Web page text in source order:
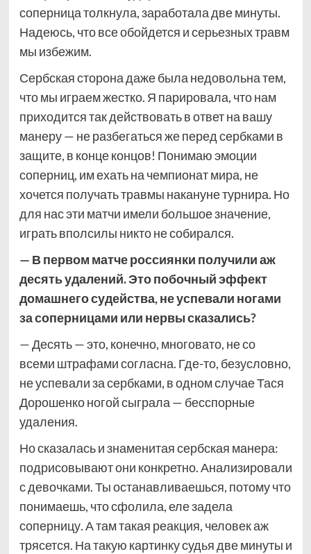
соперница толкнула, заработала две минуты.
Надеюсь, что все обойдется и серьезных травм
мы избежим.
Сербская сторона даже была недовольна тем,
что мы играем жестко. Я парировала, что нам
приходится так действовать в ответ на вашу
манеру — не разбегаться же перед сербками в
защите, в конце концов! Понимаю эмоции
соперниц, им ехать на чемпионат мира, не
хочется получать травмы накануне турнира. Но
для нас эти матчи имели большое значение,
играть вполсилы никто не собирался.
— В первом матче россиянки получили аж
десять удалений. Это побочный эффект
домашнего судейства, не успевали ногами
за соперницами или нервы сказались?
— Десять — это, конечно, многовато, не со
всеми штрафами согласна. Где-то, безусловно,
не успевали за сербками, в одном случае Тася
Дорошенко ногой сыграла — бесспорные
удаления.
Но сказалась и знаменитая сербская манера:
подрисовывают они конкретно. Анализировали
с девочками. Ты останавливаешься, потому что
понимаешь, что сфолила, еле задела
соперницу. А там такая реакция, человек аж
трясется. На такую картинку судья две минуты и